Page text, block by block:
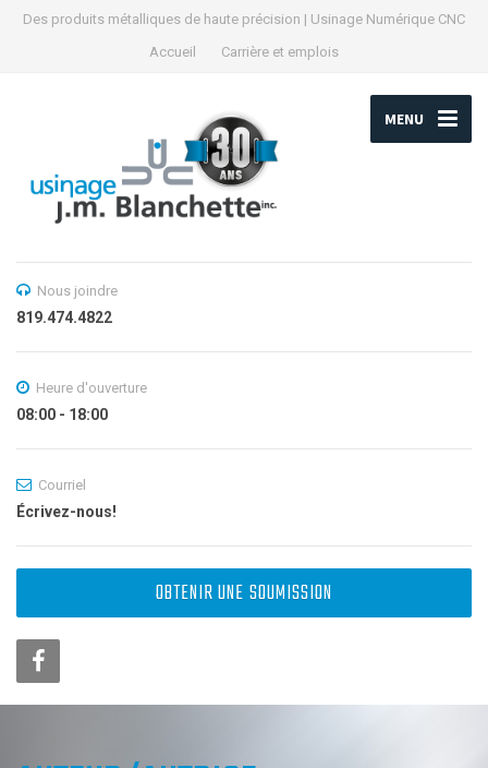
Des produits métalliques de haute précision | Usinage Numérique CNC
Accueil
Carrière et emplois
MENU
Nous joindre
819.474.4822
Heure d'ouverture
08:00 - 18:00
Courriel
Écrivez-nous!
OBTENIR UNE SOUMISSION